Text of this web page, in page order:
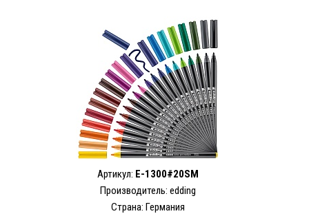
Артикул: E-1300#20SM
Производитель: edding
Страна: Германия